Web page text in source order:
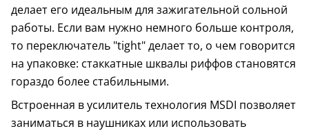
делает его идеальным для зажигательной сольной
работы. Если вам нужно немного больше контроля,
то переключатель "tight" делает то, о чем говорится
на упаковке: стаккатные шквалы риффов становятся
гораздо более стабильными.
Встроенная в усилитель технология MSDI позволяет
заниматься в наушниках или использовать